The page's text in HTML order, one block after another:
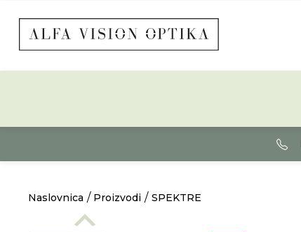
Naslovnica Proizvodi SPEKTRE